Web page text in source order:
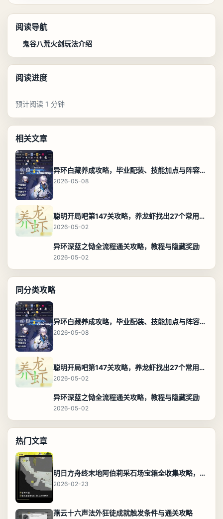
阅读导航
鬼谷八荒火剑玩法介绍
阅读进度
预计阅读 1 分钟
相关文章
异环白藏养成攻略，毕业配装、技能加点与阵容搭配保姆级解析
2026-05-08
聪明开局吧第147关攻略，养龙虾找出27个常用字通关答案
2026-05-02
异环深蓝之恸全流程通关攻略，教程与隐藏奖励
2026-05-02
同分类攻略
异环白藏养成攻略，毕业配装、技能加点与阵容搭配保姆级解析
2026-05-08
聪明开局吧第147关攻略，养龙虾找出27个常用字通关答案
2026-05-02
异环深蓝之恸全流程通关攻略，教程与隐藏奖励
2026-05-02
热门文章
明日方舟终末地阿伯莉采石场宝箱全收集攻略，全点位分布图与路线
2026-02-23
燕云十六声法外狂徒成就触发条件与通关攻略